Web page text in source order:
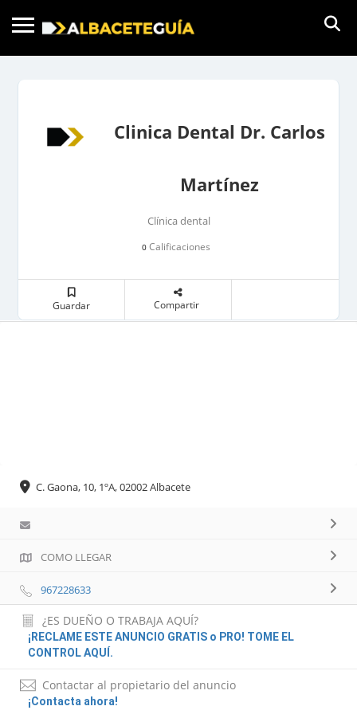
Clinica Dental Dr. Carlos
Martínez
Clínica dental
0 Calificaciones
Guardar Compartir
C. Gaona, 10, 1ºA, 02002 Albacete
COMO LLEGAR
967228633
¿ES DUEÑO O TRABAJA AQUÍ?
¡RECLAME ESTE ANUNCIO GRATIS o PRO! TOME EL
CONTROL AQUÍ.
Contactar al propietario del anuncio
¡Contacta ahora!